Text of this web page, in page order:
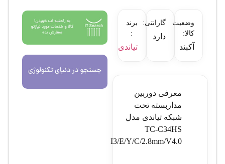
وضعیت
کالا:
آکبند
گارانتی:
دارد
برند
:
تیاندی
معرفی دوربین
مداربسته تحت
شبکه تیاندی مدل
TC-C34HS
I3/E/Y/C/2.8mm/V4.0